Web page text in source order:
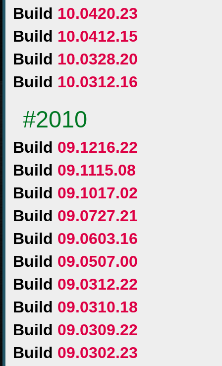
Build 10.0420.23
Build 10.0412.15
Build 10.0328.20
Build 10.0312.16
#2010
Build 09.1216.22
Build 09.1115.08
Build 09.1017.02
Build 09.0727.21
Build 09.0603.16
Build 09.0507.00
Build 09.0312.22
Build 09.0310.18
Build 09.0309.22
Build 09.0302.23